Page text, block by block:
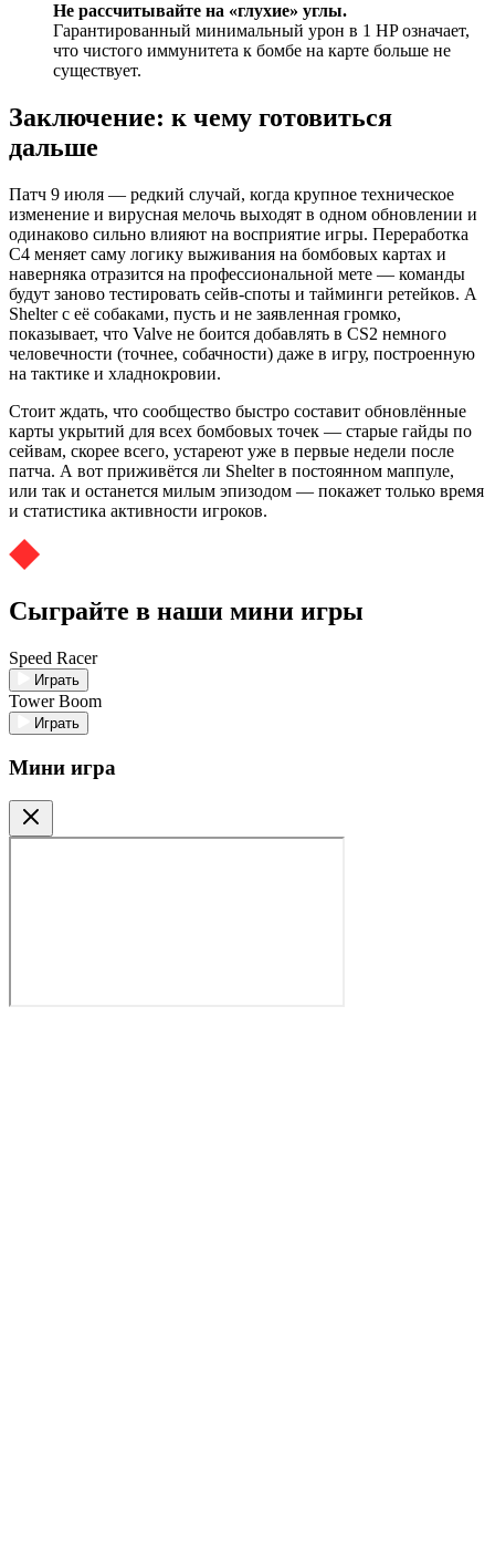
Не рассчитывайте на «глухие» углы.
Гарантированный минимальный урон в 1 HP означает,
что чистого иммунитета к бомбе на карте больше не
существует.
Заключение: к чему готовиться
дальше
Патч 9 июля — редкий случай, когда крупное техническое
изменение и вирусная мелочь выходят в одном обновлении и
одинаково сильно влияют на восприятие игры. Переработка
C4 меняет саму логику выживания на бомбовых картах и
наверняка отразится на профессиональной мете — команды
будут заново тестировать сейв-споты и тайминги ретейков. А
Shelter с её собаками, пусть и не заявленная громко,
показывает, что Valve не боится добавлять в CS2 немного
человечности (точнее, собачности) даже в игру, построенную
на тактике и хладнокровии.
Стоит ждать, что сообщество быстро составит обновлённые
карты укрытий для всех бомбовых точек — старые гайды по
сейвам, скорее всего, устареют уже в первые недели после
патча. А вот приживётся ли Shelter в постоянном маппуле,
или так и останется милым эпизодом — покажет только время
и статистика активности игроков.
Сыграйте в наши мини игры
Speed Racer
Играть
Tower Boom
Играть
Мини игра